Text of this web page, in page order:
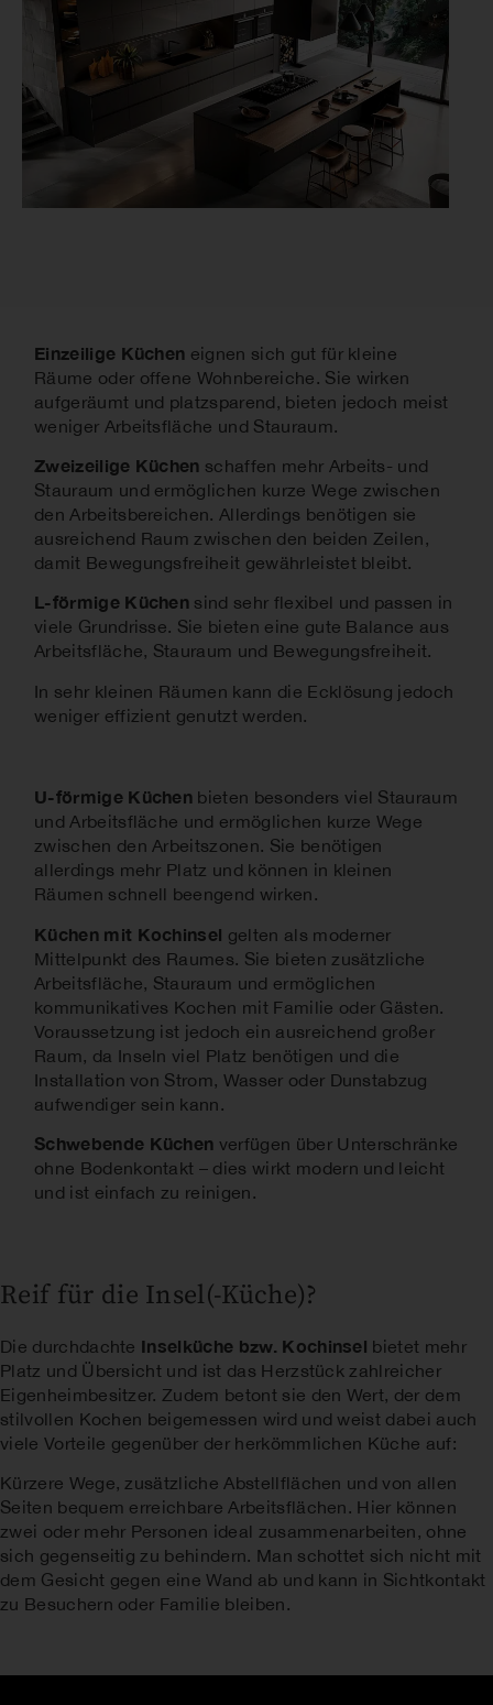
Einzeilige Küchen eignen sich gut für kleine
Räume oder offene Wohnbereiche. Sie wirken
aufgeräumt und platzsparend, bieten jedoch meist
weniger Arbeitsfläche und Stauraum.
Zweizeilige Küchen schaffen mehr Arbeits- und
Stauraum und ermöglichen kurze Wege zwischen
den Arbeitsbereichen. Allerdings benötigen sie
ausreichend Raum zwischen den beiden Zeilen,
damit Bewegungsfreiheit gewährleistet bleibt.
L-förmige Küchen sind sehr flexibel und passen in
viele Grundrisse. Sie bieten eine gute Balance aus
Arbeitsfläche, Stauraum und Bewegungsfreiheit.
In sehr kleinen Räumen kann die Ecklösung jedoch
weniger effizient genutzt werden.
U-förmige Küchen bieten besonders viel Stauraum
und Arbeitsfläche und ermöglichen kurze Wege
zwischen den Arbeitszonen. Sie benötigen
allerdings mehr Platz und können in kleinen
Räumen schnell beengend wirken.
Küchen mit Kochinsel gelten als moderner
Mittelpunkt des Raumes. Sie bieten zusätzliche
Arbeitsfläche, Stauraum und ermöglichen
kommunikatives Kochen mit Familie oder Gästen.
Voraussetzung ist jedoch ein ausreichend großer
Raum, da Inseln viel Platz benötigen und die
Installation von Strom, Wasser oder Dunstabzug
aufwendiger sein kann.
Schwebende Küchen verfügen über Unterschränke
ohne Bodenkontakt – dies wirkt modern und leicht
und ist einfach zu reinigen.
Reif für die Insel(-Küche)?
Die durchdachte Inselküche bzw. Kochinsel bietet mehr
Platz und Übersicht und ist das Herzstück zahlreicher
Eigenheimbesitzer. Zudem betont sie den Wert, der dem
stilvollen Kochen beigemessen wird und weist dabei auch
viele Vorteile gegenüber der herkömmlichen Küche auf:
Kürzere Wege, zusätzliche Abstellflächen und von allen
Seiten bequem erreichbare Arbeitsflächen. Hier können
zwei oder mehr Personen ideal zusammenarbeiten, ohne
sich gegenseitig zu behindern. Man schottet sich nicht mit
dem Gesicht gegen eine Wand ab und kann in Sichtkontakt
zu Besuchern oder Familie bleiben.